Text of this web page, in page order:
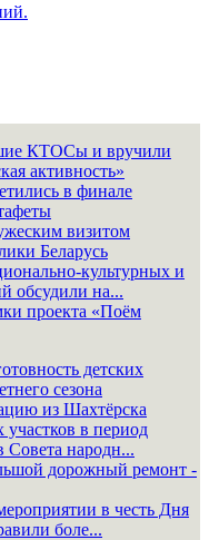
КТОСы и вручили
активность»
в финале
визитом
Беларусь
культурных и
обсудили на...
проекта «Поём
детских
сезона
из Шахтёрска
участков в период
Совета народн...
дорожный ремонт -
в честь Дня
боле...